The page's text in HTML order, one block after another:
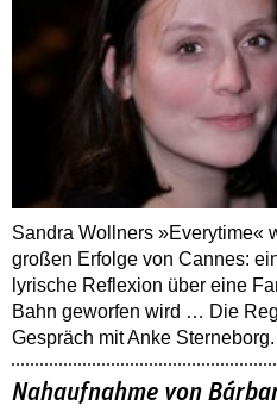
Sandra Wollners »Everytime«
großen Erfolge von Cannes:
lyrische Reflexion über eine
Bahn geworfen wird … Die
Gespräch mit Anke Sterneborg.
Nahaufnahme von